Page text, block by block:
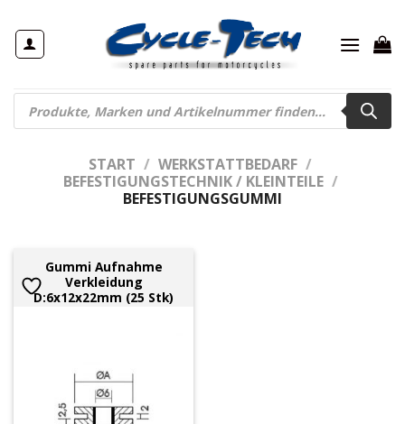
Inhalt
springen
Products
search
START / WERKSTATTBEDARF /
BEFESTIGUNGSTECHNIK / KLEINTEILE /
BEFESTIGUNGSGUMMI
Gummi Aufnahme
Verkleidung
D:6x12x22mm (25 Stk)